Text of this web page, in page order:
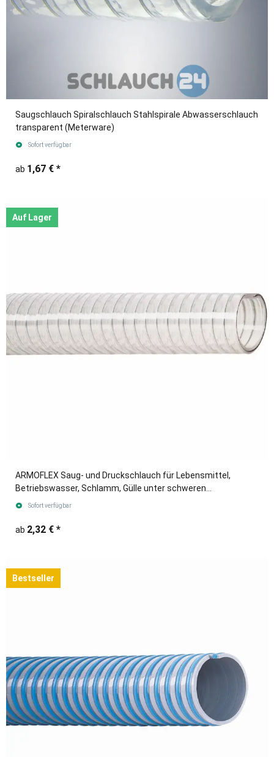
Saugschlauch Spiralschlauch Stahlspirale Abwasserschlauch
transparent (Meterware)
Sofort verfügbar
ab 1,67 € *
Auf Lager
ARMOFLEX Saug- und Druckschlauch für Lebensmittel,
Betriebswasser, Schlamm, Gülle unter schweren
Einsatzbedingungen.
Sofort verfügbar
ab 2,32 € *
Bestseller